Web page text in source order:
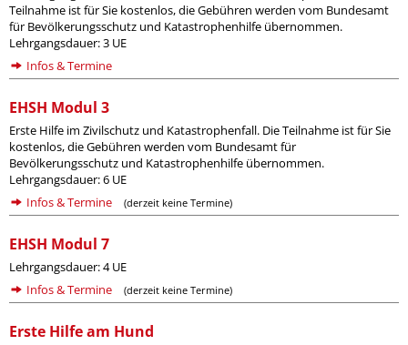
Teilnahme ist für Sie kostenlos, die Gebühren werden vom Bundesamt
für Bevölkerungsschutz und Katastrophenhilfe übernommen.
Lehrgangsdauer: 3 UE
Infos & Termine
EHSH Modul 3
Erste Hilfe im Zivilschutz und Katastrophenfall. Die Teilnahme ist für Sie
kostenlos, die Gebühren werden vom Bundesamt für
Bevölkerungsschutz und Katastrophenhilfe übernommen.
Lehrgangsdauer: 6 UE
Infos & Termine
(derzeit keine Termine)
EHSH Modul 7
Lehrgangsdauer: 4 UE
Infos & Termine
(derzeit keine Termine)
Erste Hilfe am Hund